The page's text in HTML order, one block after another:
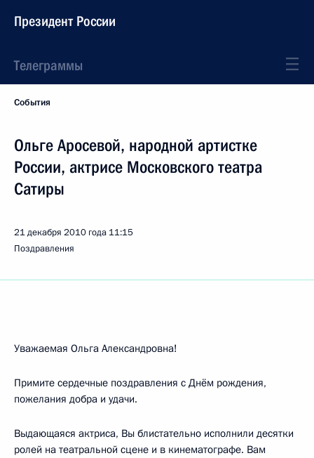
Президент России
Телеграммы
События
Ольге Аросевой, народной артистке
России, актрисе Московского театра
Сатиры
21 декабря 2010 года 11:15
Поздравления
Уважаемая Ольга Александровна!
Примите сердечные поздравления с Днём рождения,
пожелания добра и удачи.
Выдающаяся актриса, Вы блистательно исполнили десятки
ролей на театральной сцене и в кинематографе. Вам